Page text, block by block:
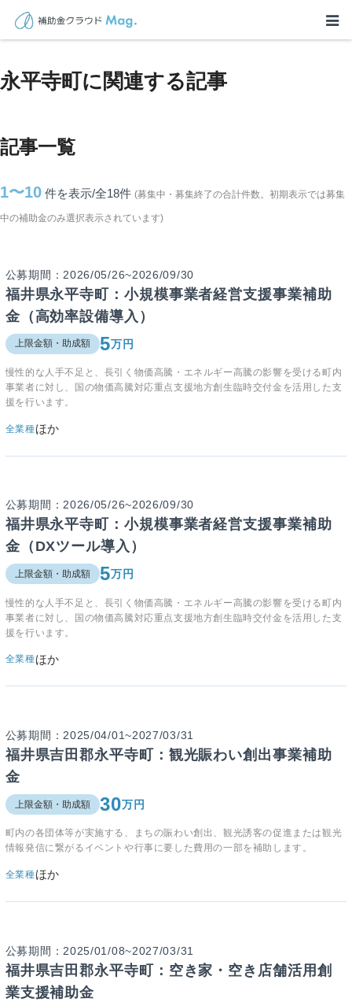
TOP > 補助金・助成金詳細>福井県
永平寺町に関連する記事
記事一覧
1〜10 件を表示/全18件 (募集中・募集終了の合計件数。初期表示では募集
中の補助金のみ選択表示されています)
公募期間：2026/05/26~2026/09/30
福井県永平寺町：小規模事業者経営支援事業補助
金（高効率設備導入）
上限金額・助成額 5万円
慢性的な人手不足と、長引く物価高騰・エネルギー高騰の影響を受ける町内
事業者に対し、国の物価高騰対応重点支援地方創生臨時交付金を活用した支
援を行います。
全業種ほか
公募期間：2026/05/26~2026/09/30
福井県永平寺町：小規模事業者経営支援事業補助
金（DXツール導入）
上限金額・助成額 5万円
慢性的な人手不足と、長引く物価高騰・エネルギー高騰の影響を受ける町内
事業者に対し、国の物価高騰対応重点支援地方創生臨時交付金を活用した支
援を行います。
全業種ほか
公募期間：2025/04/01~2027/03/31
福井県吉田郡永平寺町：観光賑わい創出事業補助
金
上限金額・助成額 30万円
町内の各団体等が実施する、まちの賑わい創出、観光誘客の促進または観光
情報発信に繋がるイベントや行事に要した費用の一部を補助します。
全業種ほか
公募期間：2025/01/08~2027/03/31
福井県吉田郡永平寺町：空き家・空き店舗活用創
業支援補助金